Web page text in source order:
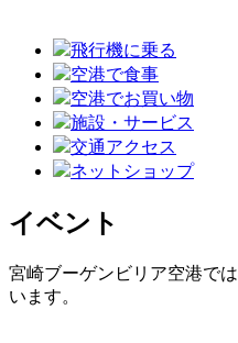
飛行機に乗る
空港で食事
空港でお買い物
施設・サービス
交通アクセス
ネットショップ
イベント
宮崎ブーゲンビリア空港で
います。